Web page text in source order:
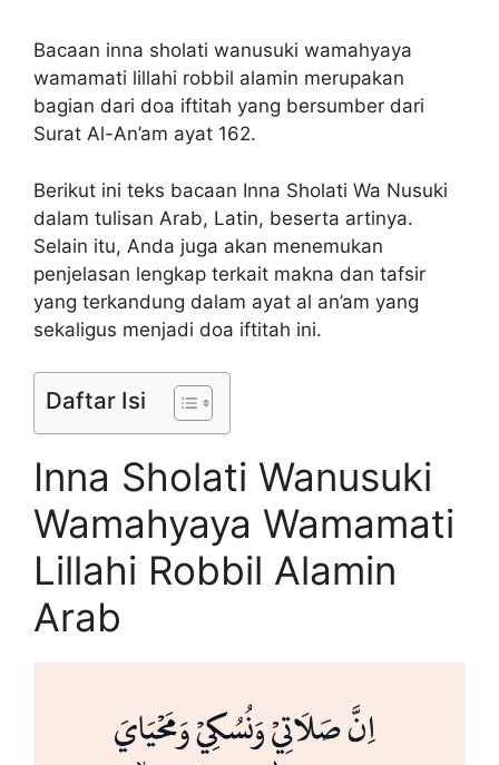
Bacaan inna sholati wanusuki wamahyaya
wamamati lillahi robbil alamin merupakan
bagian dari doa iftitah yang bersumber dari
Surat Al-An’am ayat 162.
Berikut ini teks bacaan Inna Sholati Wa Nusuki
dalam tulisan Arab, Latin, beserta artinya.
Selain itu, Anda juga akan menemukan
penjelasan lengkap terkait makna dan tafsir
yang terkandung dalam ayat al an’am yang
sekaligus menjadi doa iftitah ini.
Daftar Isi
Inna Sholati Wanusuki
Wamahyaya Wamamati
Lillahi Robbil Alamin
Arab